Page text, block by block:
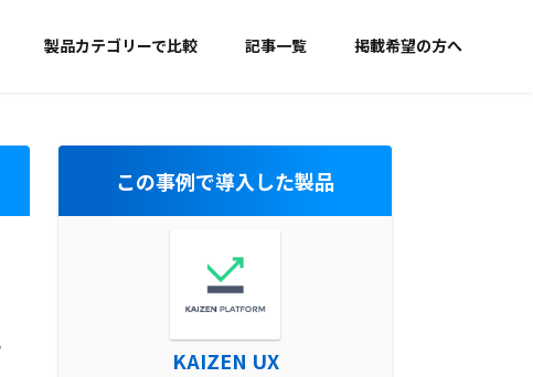
製品カテゴリーで比較 記事一覧 掲載希望の方へ
この事例で導入した製品
KAIZEN UX